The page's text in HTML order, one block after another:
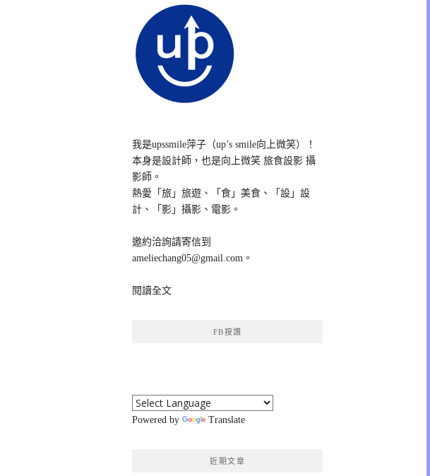
我是upssmile萍子（up’s smile向上微笑）！
本身是設計師，也是向上微笑 旅食設影 攝
影師。
熱愛「旅」旅遊、「食」美食、「設」設
計、「影」攝影、電影。
邀約洽詢請寄信到
ameliechang05@gmail.com。
閱讀全文
FB按讚
Powered by Translate
近期文章